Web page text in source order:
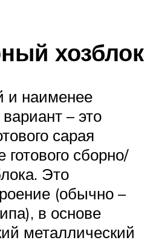
хозблок
наименее
– это
сарая
сборно/
Это
(обычно –
в основе
металлический